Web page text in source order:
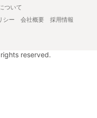
ついて
シー 会社概要
採用情報
reserved.